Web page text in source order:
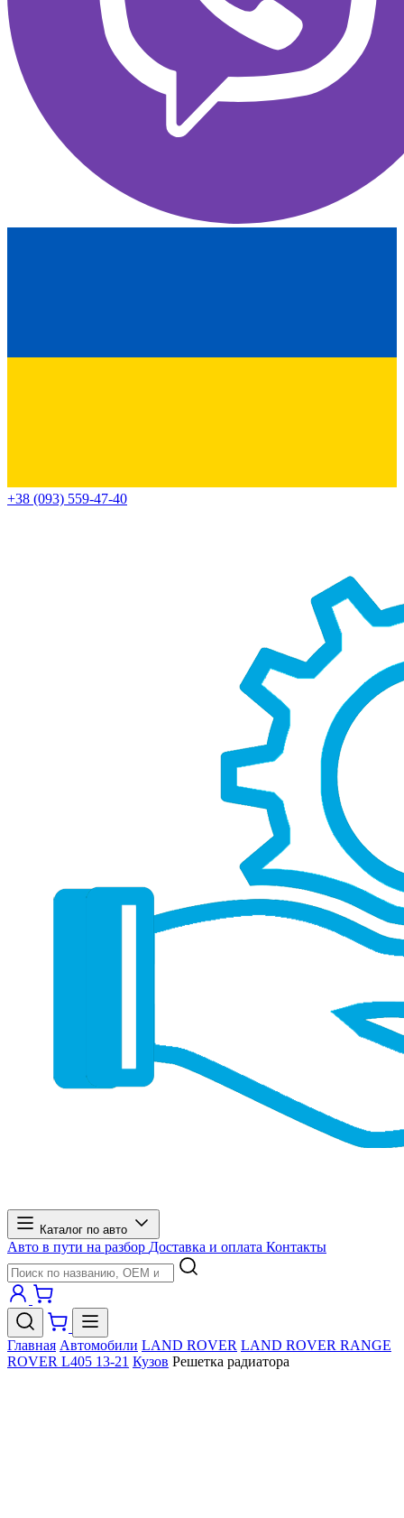
+38 (093) 559-47-40
Каталог по авто
Авто в пути на разбор Доставка и оплата Контакты
Главная Автомобили LAND ROVER LAND ROVER RANGE
ROVER L405 13-21 Кузов Решетка радиатора